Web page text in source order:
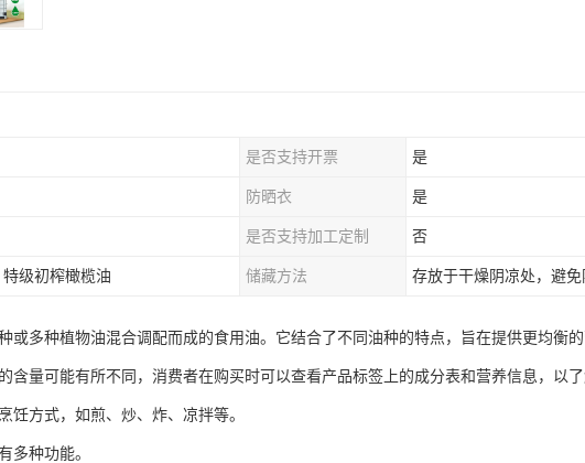
是否支持开票 是
防晒衣 是
是否支持加工定制 否
级初榨橄榄油 储藏方法 存放于干燥阴凉处，避
或多种植物油混合调配而成的食用油。它结合了不同油种的特点，旨在提供更均衡
含量可能有所不同，消费者在购买时可以查看产品标签上的成分表和营养信息，以
饪方式，如煎、炒、炸、凉拌等。
多种功能。